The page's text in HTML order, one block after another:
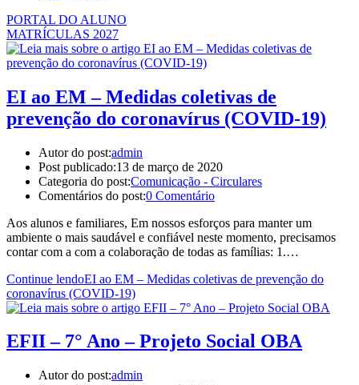
PORTAL DO ALUNO
MATRÍCULAS 2027
EI ao EM – Medidas coletivas de
prevenção do coronavírus (COVID-19)
Autor do post:admin
Post publicado:13 de março de 2020
Categoria do post:Comunicação - Circulares
Comentários do post:0 Comentário
Aos alunos e familiares, Em nossos esforços para manter um
ambiente o mais saudável e confiável neste momento, precisamos
contar com a com a colaboração de todas as famílias: 1.…
Continue lendoEI ao EM – Medidas coletivas de prevenção do
coronavírus (COVID-19)
EFII – 7° Ano – Projeto Social OBA
Autor do post:admin